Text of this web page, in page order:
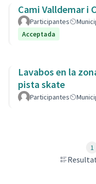
Cami Valldemar i
Participantes
Acceptada
Lavabos en la
pista skate
Participantes
1